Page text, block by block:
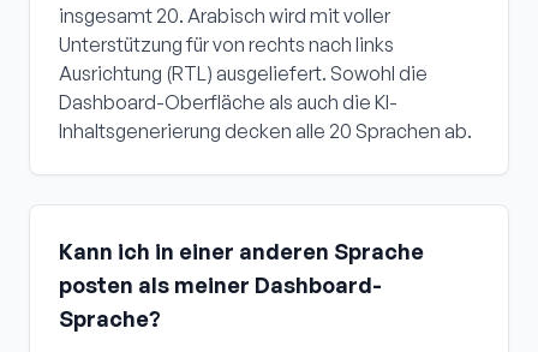
insgesamt 20. Arabisch wird mit voller
Unterstützung für von rechts nach links
Ausrichtung (RTL) ausgeliefert. Sowohl die
Dashboard-Oberfläche als auch die KI-
Inhaltsgenerierung decken alle 20 Sprachen ab.
Kann ich in einer anderen Sprache
posten als meiner Dashboard-
Sprache?